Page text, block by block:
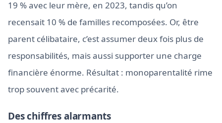
19 % avec leur mère, en 2023, tandis qu’on
recensait 10 % de familles recomposées. Or, être
parent célibataire, c’est assumer deux fois plus de
responsabilités, mais aussi supporter une charge
financière énorme. Résultat : monoparentalité rime
trop souvent avec précarité.
Des chiffres alarmants